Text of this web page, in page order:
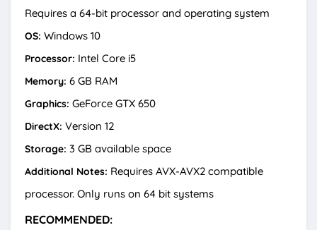
Requires a 64-bit processor and operating system
OS: Windows 10
Processor: Intel Core i5
Memory: 6 GB RAM
Graphics: GeForce GTX 650
DirectX: Version 12
Storage: 3 GB available space
Additional Notes: Requires AVX-AVX2 compatible
processor. Only runs on 64 bit systems
RECOMMENDED: